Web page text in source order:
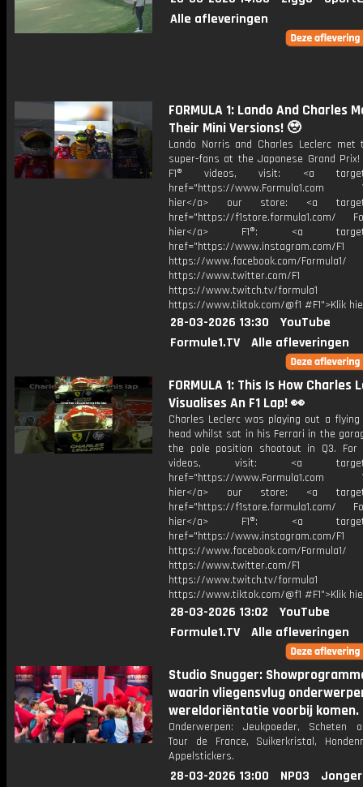
Alle afleveringen
FORMULA 1: Lando And Charles
Their Mini Versions! 🥹
Lando Norris and Charles Leclerc met
super-fans at the Japanese Grand
F1® videos, visit: <a
href="https://www.Formula1.com
hier</a> our store: <a
href="https://f1store.formula1.com/
hier</a> F1®: <a
href="https://www.instagram.com/F1
https://www.facebook.com/Formula1/
https://www.twitter.com/F1
https://www.twitch.tv/formula1
https://www.tiktok.com/@f1 #F1">Klik
28-03-2026 13:30
YouTube
Formule1.TV
Alle afleveringen
FORMULA 1: This Is How Charles
Visualises An F1 Lap! 👀
Charles Leclerc was playing out a
head whilst sat in his Ferrari in the
the pole position shootout in Q3. For
videos, visit: <a
href="https://www.Formula1.com
hier</a> our store: <a
href="https://f1store.formula1.com/
hier</a> F1®: <a
href="https://www.instagram.com/F1
https://www.facebook.com/Formula1/
https://www.twitter.com/F1
https://www.twitch.tv/formula1
https://www.tiktok.com/@f1 #F1">Klik
28-03-2026 13:02
YouTube
Formule1.TV
Alle afleveringen
Studio Snugger:
waarin vliegensvlug
wereldoriëntatie voorbij komen.
Onderwerpen: Jeukpoeder, Scheten
Tour de France, Suikerkristal,
Appelstickers.
28-03-2026 13:00 NPO3